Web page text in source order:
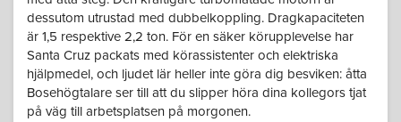
dessutom utrustad med dubbelkoppling. Dragkapaciteten
är 1,5 respektive 2,2 ton. För en säker körupplevelse har
Santa Cruz packats med körassistenter och elektriska
hjälpmedel, och ljudet lär heller inte göra dig besviken: åtta
Bosehögtalare ser till att du slipper höra dina kollegors tjat
på väg till arbetsplatsen på morgonen.